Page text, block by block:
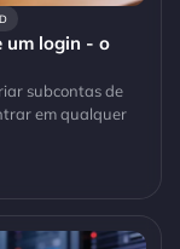
um login - o
subcontas de
em qualquer